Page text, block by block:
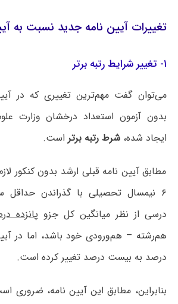
تغییرات آیین نامه جدید نسبت به
۱- تغییر شرایط رتبه برتر
می‌توان گفت مهم‌ترین تغییری که در
بدون آزمون استعداد درخشان وزارت
ایجاد شده،شرط رتبه برتر است.
مطابق آیین نامه قبلی ارشد بدون کنکور
۶ نیمسال تحصیلی با گذراندن
درسی از نظر میانگین کل جزو پانزده
هم‌رشته – هم‌ورودی خود باشد، اما در
درصد به بیست درصد تغییر کرده است.